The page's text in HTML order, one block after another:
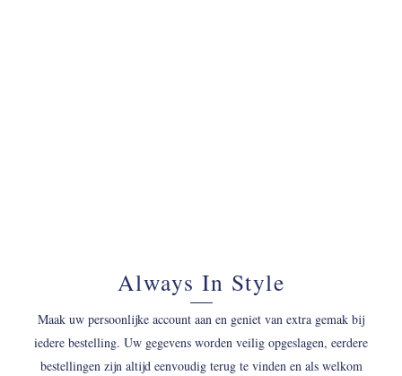
Always In Style
Maak uw persoonlijke account aan en geniet van extra gemak bij
iedere bestelling. Uw gegevens worden veilig opgeslagen, eerdere
bestellingen zijn altijd eenvoudig terug te vinden en als welkom